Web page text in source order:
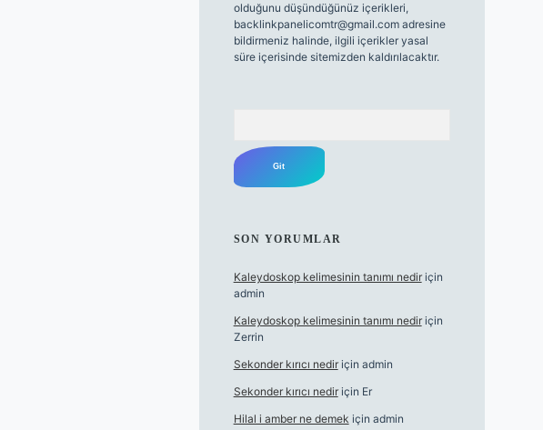
olduğunu düşündüğünüz içerikleri,
backlinkpanelicomtr@gmail.comadresine
bildirmeniz halinde, ilgili içerikler yasal
süre içerisinde sitemizden kaldırılacaktır.
SON YORUMLAR
Kaleydoskop kelimesinin tanımı nediriçin
admin
Kaleydoskop kelimesinin tanımı nediriçin
Zerrin
Sekonder kırıcı nediriçin admin
Sekonder kırıcı nediriçin Er
Hilal i amber ne demek için admin